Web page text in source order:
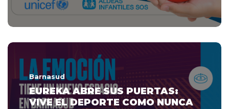
Barnasud
EUREKA ABRE SUS PUERTAS:
VIVE EL DEPORTE COMO NUNCA